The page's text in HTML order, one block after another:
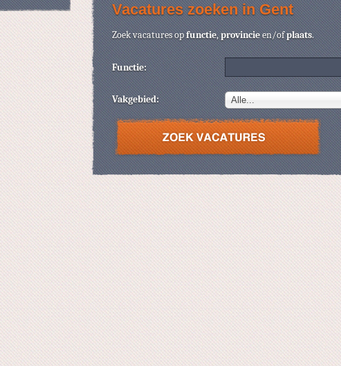
Vacatures zoeken in Gent
Zoek vacatures opfunctie,provincieen/ofplaats.
Functie:
Vakgebied: Alle...